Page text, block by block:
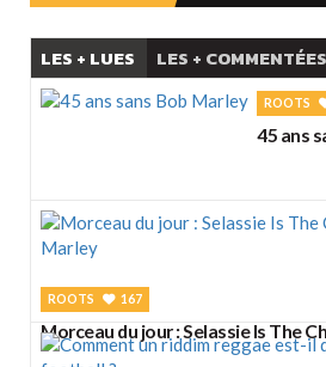
LES + LUES LES + COMMENTÉES
ROOTS
45 ans
ROOTS 167
Morceau du jour : Selassie Is The